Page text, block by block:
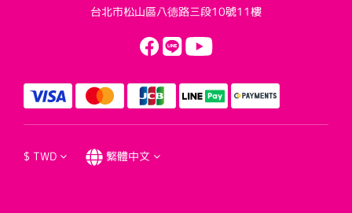
台北市松山區八德路三段10號11樓
$ TWD 繁體中文